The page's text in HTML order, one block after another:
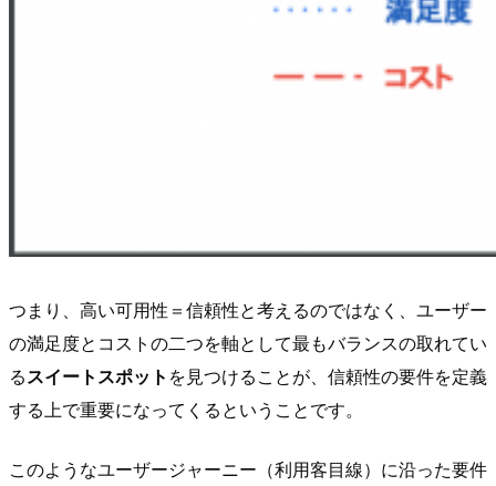
つまり、高い可用性＝信頼性と考えるのではなく、ユーザー
の満足度とコストの二つを軸として最もバランスの取れてい
るスイートスポット を見つけることが、信頼性の要件を定義
する上で重要になってくるということです。
このようなユーザージャーニー（利用客目線）に沿った要件